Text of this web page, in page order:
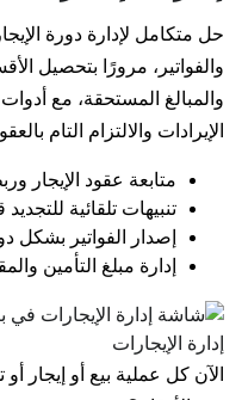
حل متكامل لإدارة دورة
والفواتير، مرورًا بتحصيل
والمبالغ المستحقة، مع
الإيرادات والالتزام التام
متابعة عقود الإيجار
تنبيهات تلقائية
إصدار الفواتير بشكل
إدارة مبلغ التأمين
إدارة الإيجارات
الآن كل عملية بيع أو